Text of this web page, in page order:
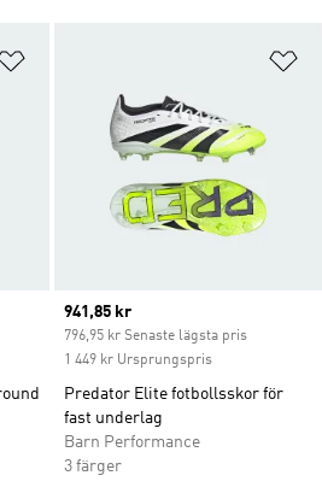
Current price
941,85 kr
796,95 kr Senaste lägsta pris
1 449 kr Ursprungspris
Predator Elite fotbollsskor för
fast underlag
Barn Performance
3 färger